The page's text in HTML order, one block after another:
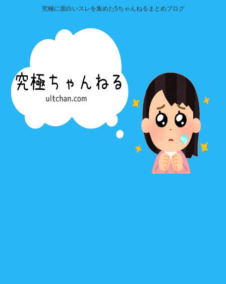
究極に面白いスレを集めた5ちゃんねるまとめブログ